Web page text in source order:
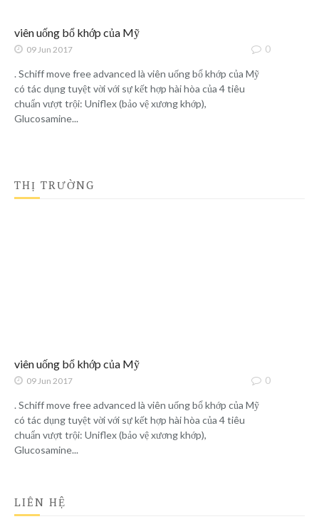
viên uống bổ khớp của Mỹ
09 Jun 2017 0
. Schiff move free advanced là viên uống bổ khớp của Mỹ
có tác dụng tuyệt vời với sự kết hợp hài hòa của 4 tiêu
chuẩn vượt trội: Uniflex (bảo vệ xương khớp),
Glucosamine...
THỊ TRƯỜNG
viên uống bổ khớp của Mỹ
09 Jun 2017 0
. Schiff move free advanced là viên uống bổ khớp của Mỹ
có tác dụng tuyệt vời với sự kết hợp hài hòa của 4 tiêu
chuẩn vượt trội: Uniflex (bảo vệ xương khớp),
Glucosamine...
LIÊN HỆ